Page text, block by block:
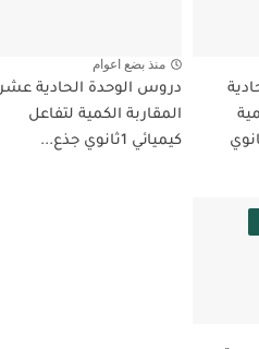
كيميائي 1ثانوي
منذ بضع اعوام
دروس الوحدة الحادية عشر
المقاربة الكمية لتفاعل
كيميائي 1ثانوي جذع...